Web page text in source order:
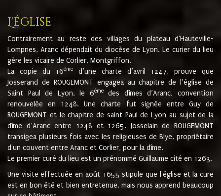
L'église
Contrairement au reste des villages du plateau d'Hauteville-
Lompnes, Aranc dépendait du diocèse de Lyon. Le curier du lieu
gère les vicaire de Corlier, Montgriffon.
La copie du 16ème
d’une charte d’avril 1247, prouve que
Josserand de ROUGEMONT engagea au chapitre de l’église de
Saint Paul de Lyon, le 6èmedes dîmes d’Aranc, convention
renouvelée en 1248. Une charte fut signée entre Guy de
ROUGEMONT et le chapitre de saint Paul de Lyon au sujet de la
dîme d’Aranc entre 1248 et 1265. Josselain de ROUGEMONT
transigea plusieurs fois avec les religieuses de Blye, propriétaire
d'un couvent entre Aranc et Corlier, pour la dîme.
Le premier curé du lieu est un prénommé Guillaume cité en 1263.
Une visite effectuée en août 1655 stipule que l'église et la cure
est en bon été et bien entretenue, mais nous apprend beaucoup